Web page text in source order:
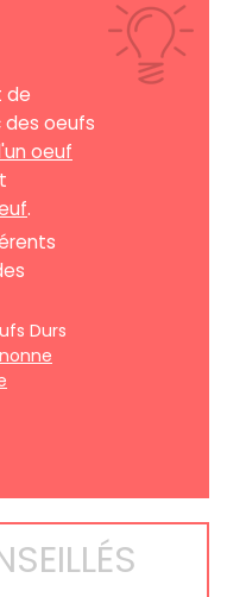
de
oeufs
oeuf
.
Durs